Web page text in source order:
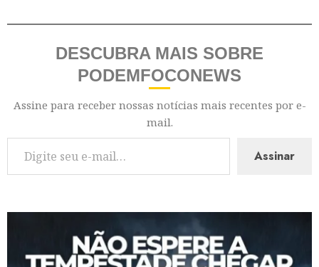
DESCUBRA MAIS SOBRE
PODEMFOCONEWS
Assine para receber nossas notícias mais recentes por e-
mail.
Assinar